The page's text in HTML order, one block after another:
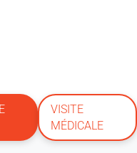
VISITE
MÉDICALE